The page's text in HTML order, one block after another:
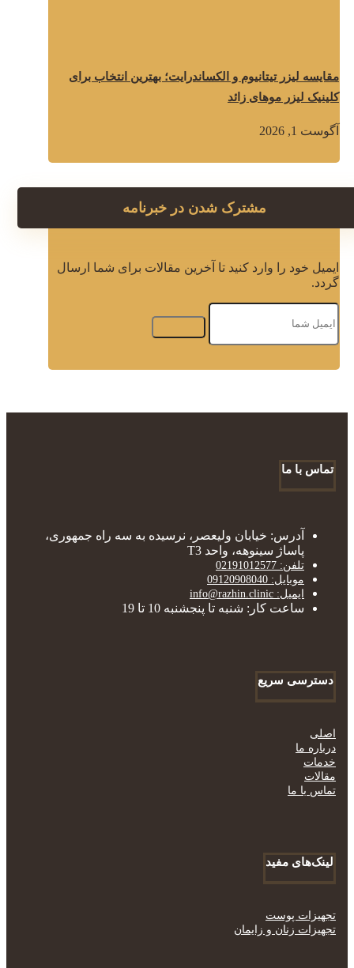
مقایسه لیزر تیتانیوم و الکساندرایت؛ بهترین انتخاب برای
کلینیک لیزر موهای زائد
آگوست 1, 2026
مشترک شدن در خبرنامه
ایمیل خود را وارد کنید تا آخرین مقالات برای شما ارسال
گردد.
تماس با ما
آدرس: خیابان ولیعصر، نرسیده به سه راه جمهوری،
پاساژ سینوهه، واحد T3
تلفن: 02191012577
موبایل: 09120908040
ایمیل: info@razhin.clinic
ساعت کار: شنبه تا پنجشنبه 10 تا 19
دسترسی سریع
اصلی
درباره ما
خدمات
مقالات
تماس با ما
لینک‌های مفید
تجهیزات پوست
تجهیزات زنان و زایمان